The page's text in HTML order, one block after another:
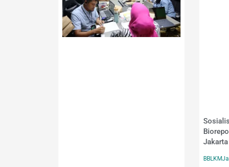
Jakarta